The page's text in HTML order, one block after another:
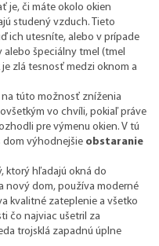
je, či máte okolo okien
studený vzduch. Tieto
ich utesníte, alebo v prípade
špeciálny tmel (tmel
zlá tesnosť medzi oknom a
na túto možnosť zníženia
vo chvíli, pokiaľ práve
pre výmenu okien. V tú
dom výhodnejšie obstaranie
ktorý hľadajú okná do
nový dom, používa moderné
kvalitné zateplenie a všetko
čo najviac ušetril za
trojsklá zapadnú úplne